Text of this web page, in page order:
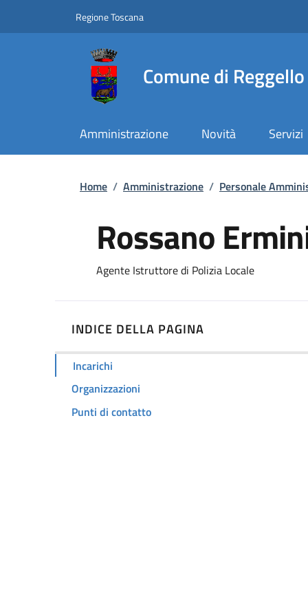
Regione ToscanaSlim top
Comune di Reggello
Amministrazione Novità Servizi
Briciole di pane
Home / Amministrazione / Personale
Rossano
Agente Istruttore di Polizia Locale
INDICE DELLA PAGINA
Incarichi
Organizzazioni
Punti di contatto